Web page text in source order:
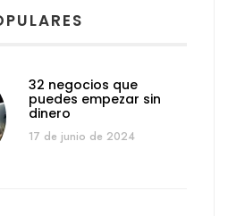
32 negocios que
puedes empezar sin
dinero
17 de junio de 2024